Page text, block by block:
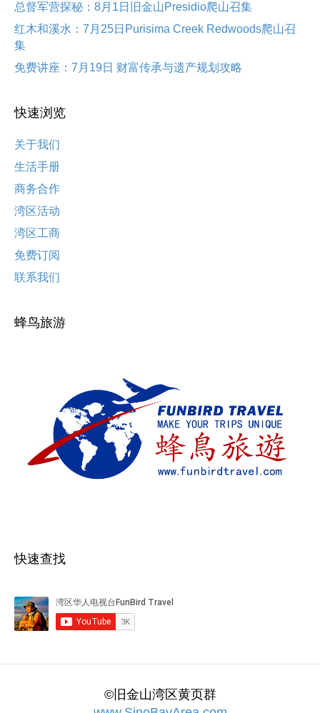
总督军营探秘：8月1日旧金山Presidio爬山召集
红木和溪水：7月25日Purisima Creek Redwoods爬山召
集
免费讲座：7月19日 财富传承与遗产规划攻略
快速浏览
关于我们
生活手册
商务合作
湾区活动
湾区工商
免费订阅
联系我们
蜂鸟旅游
快速查找
©旧金山湾区黄页群